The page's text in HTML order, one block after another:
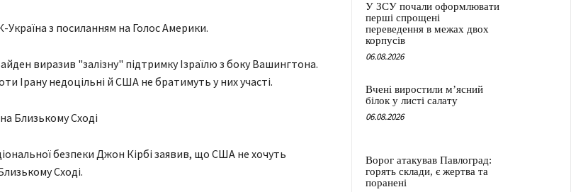
з посиланням на Голос Америки.
виразив "залізну" підтримку Ізраїлю з боку Вашингтона.
Ірану недоцільні й США не братимуть у них участі.
Близькому Сході
безпеки Джон Кірбі заявив, що США не хочуть
Сході.
У ЗСУ почали оформлювати
перші спрощені
переведення в межах двох
корпусів
06.08.2026
Вчені виростили м’ясний
білок у листі салату
06.08.2026
Ворог атакував Павлоград:
горять склади, є жертва та
поранені